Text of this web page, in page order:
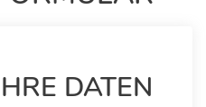
DATEN